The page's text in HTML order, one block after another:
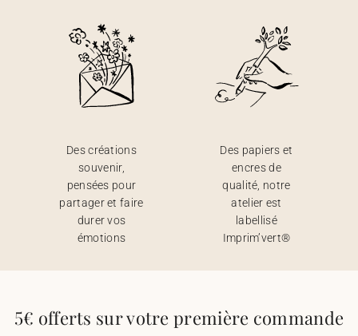
Des créations
souvenir,
pensées pour
partager et faire
durer vos
émotions
Des papiers et
encres de
qualité, notre
atelier est
labellisé
Imprim’vert®
5€ offerts sur votre première commande